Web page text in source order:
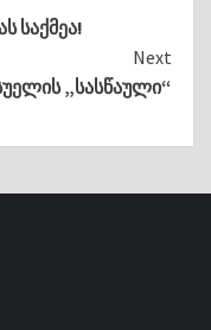
საქმეა!
Next
„სასწაული“